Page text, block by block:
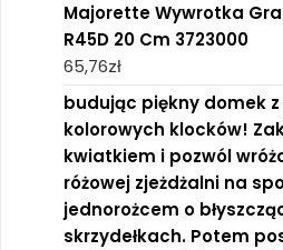
Majorette Wywrotka
R45D 20 Cm 3723000
65,76zł
budując piękny domek
kolorowych klocków!
kwiatkiem i pozwól
różowej zjeżdżalni na
jednorożcem o
skrzydełkach. Potem